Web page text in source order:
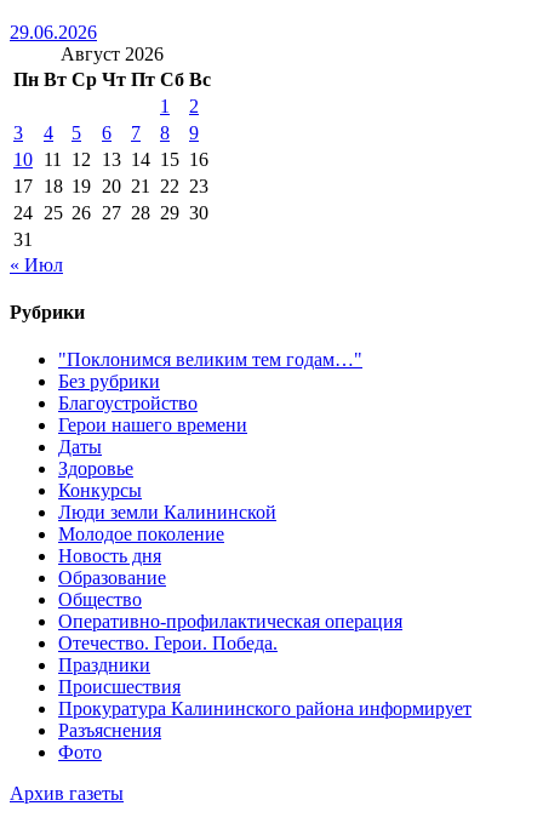
29.06.2026
Август 2026
Пн Вт Ср Чт Пт Сб Вс
1
2
3
4 5 6 7 8
9
10 11 12 13 14 15 16
17 18 19 20 21 22 23
24 25 26 27 28 29 30
31
« Июл
Рубрики
"Поклонимся великим тем годам…"
Без рубрики
Благоустройство
Герои нашего времени
Даты
Здоровье
Конкурсы
Люди земли Калининской
Молодое поколение
Новость дня
Образование
Общество
Оперативно-профилактическая операция
Отечество. Герои. Победа.
Праздники
Происшествия
Прокуратура Калининского района информирует
Разъяснения
Фото
Архив газеты